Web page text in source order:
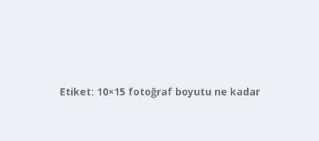
Etiket: 10×15 fotoğraf boyutu ne kadar